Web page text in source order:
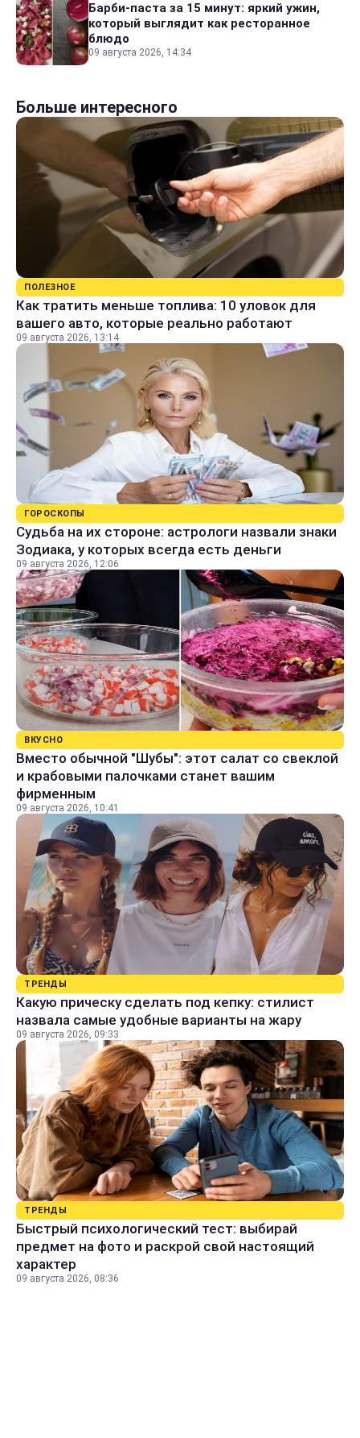
Барби-паста за 15 минут: яркий ужин,
который выглядит как ресторанное
блюдо
09 августа 2026, 14:34
Больше интересного
ПОЛЕЗНОЕ
Как тратить меньше топлива: 10 уловок для
вашего авто, которые реально работают
09 августа 2026, 13:14
ГОРОСКОПЫ
Судьба на их стороне: астрологи назвали знаки
Зодиака, у которых всегда есть деньги
09 августа 2026, 12:06
ВКУСНО
Вместо обычной "Шубы": этот салат со свеклой
и крабовыми палочками станет вашим
фирменным
09 августа 2026, 10:41
ТРЕНДЫ
Какую прическу сделать под кепку: стилист
назвала самые удобные варианты на жару
09 августа 2026, 09:33
ТРЕНДЫ
Быстрый психологический тест: выбирай
предмет на фото и раскрой свой настоящий
характер
09 августа 2026, 08:36